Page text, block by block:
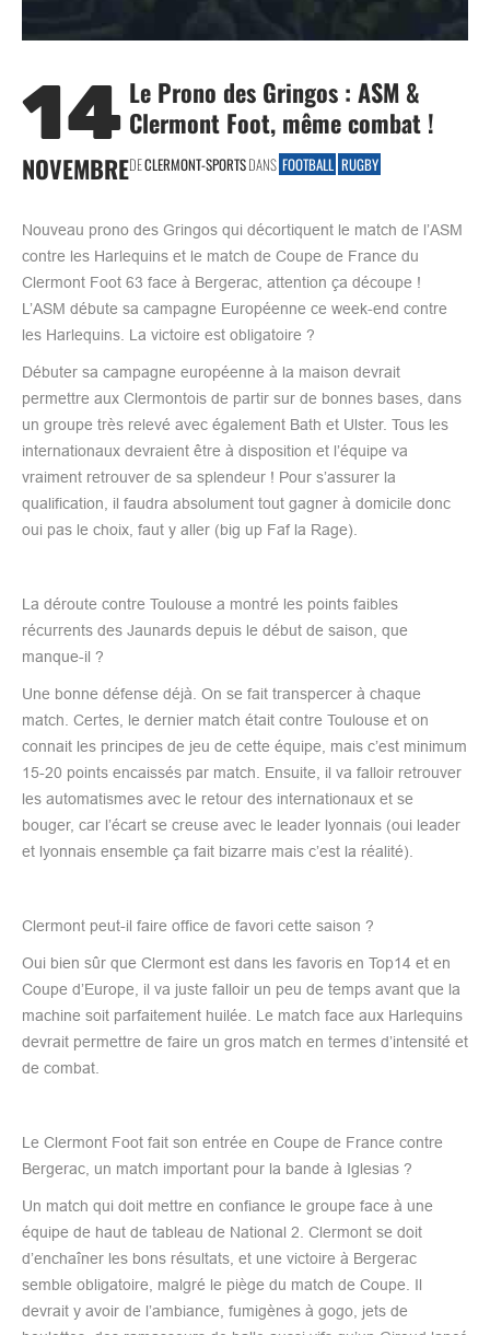
14
NOVEMBRE
Le Prono des Gringos : ASM &
Clermont Foot, même combat !
DECLERMONT-SPORTSDANS FOOTBALL RUGBY
Nouveau prono des Gringos qui décortiquent le match de l’ASM
contre les Harlequins et le match de Coupe de France du
Clermont Foot 63 face à Bergerac, attention ça découpe !
L’ASM débute sa campagne Européenne ce week-end contre
les Harlequins. La victoire est obligatoire ?
Débuter sa campagne européenne à la maison devrait
permettre aux Clermontois de partir sur de bonnes bases, dans
un groupe très relevé avec également Bath et Ulster. Tous les
internationaux devraient être à disposition et l’équipe va
vraiment retrouver de sa splendeur ! Pour s’assurer la
qualification, il faudra absolument tout gagner à domicile donc
oui pas le choix, faut y aller (big up Faf la Rage).
La déroute contre Toulouse a montré les points faibles
récurrents des Jaunards depuis le début de saison, que
manque-il ?
Une bonne défense déjà. On se fait transpercer à chaque
match. Certes, le dernier match était contre Toulouse et on
connait les principes de jeu de cette équipe, mais c’est minimum
15-20 points encaissés par match. Ensuite, il va falloir retrouver
les automatismes avec le retour des internationaux et se
bouger, car l’écart se creuse avec le leader lyonnais (oui leader
et lyonnais ensemble ça fait bizarre mais c’est la réalité).
Clermont peut-il faire office de favori cette saison ?
Oui bien sûr que Clermont est dans les favoris en Top14 et en
Coupe d’Europe, il va juste falloir un peu de temps avant que la
machine soit parfaitement huilée. Le match face aux Harlequins
devrait permettre de faire un gros match en termes d’intensité et
de combat.
Le Clermont Foot fait son entrée en Coupe de France contre
Bergerac, un match important pour la bande à Iglesias ?
Un match qui doit mettre en confiance le groupe face à une
équipe de haut de tableau de National 2. Clermont se doit
d’enchaîner les bons résultats, et une victoire à Bergerac
semble obligatoire, malgré le piège du match de Coupe. Il
devrait y avoir de l’ambiance, fumigènes à gogo, jets de